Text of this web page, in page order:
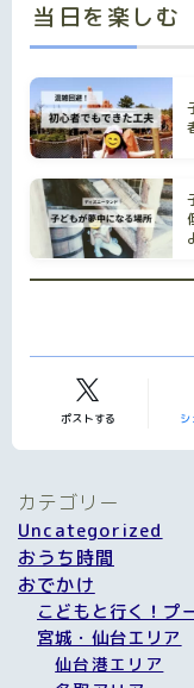
当日を楽しむ
ポストする シ
カテゴリー
Uncategorized
おうち時間
おでかけ
こどもと行く！プ
宮城・仙台エリア
仙台港エリア